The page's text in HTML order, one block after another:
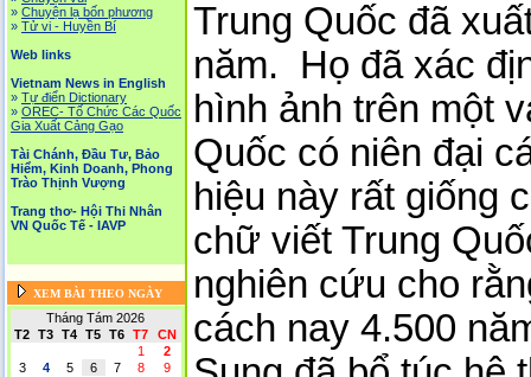
» Chuyện lạ bốn phương
» Tử vi - Huyền Bí
Web links
Vietnam News in English
» Tự điển Dictionary
» OREC- Tố Chức Các Quốc
Gia Xuất Cảng Gạo
Tài Chánh, Đầu Tư, Bảo
Hiểm, Kinh Doanh, Phong
Trào Thịnh Vượng
Trang thơ- Hội Thi Nhân
VN Quốc Tế - IAVP
XEM BÀI THEO NGÀY
Tháng Tám 2026
T2
T3 T4 T5 T6 T7
CN
1
2
3
4 5 6 7 8
9
Trung Quốc đã
năm. Họ đã xác
hình ảnh trên một
Quốc có niên đại
hiệu này rất giống
chữ viết Trung
nghiên cứu cho
cách nay 4.500